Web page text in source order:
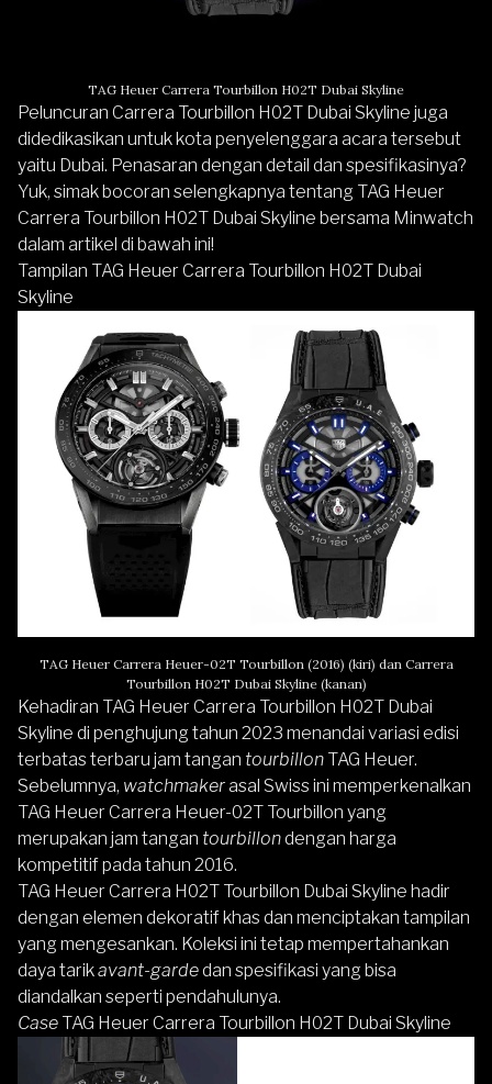
TAG Heuer Carrera Tourbillon H02T Dubai Skyline
Peluncuran Carrera Tourbillon H02T Dubai Skyline juga
didedikasikan untuk kota penyelenggara acara tersebut
yaitu Dubai. Penasaran dengan detail dan spesifikasinya?
Yuk, simak bocoran selengkapnya tentang TAG Heuer
Carrera Tourbillon H02T Dubai Skyline bersama Minwatch
dalam artikel di bawah ini!
Tampilan TAG Heuer Carrera Tourbillon H02T Dubai
Skyline
TAG Heuer Carrera Heuer-02T Tourbillon (2016) (kiri) dan Carrera
Tourbillon H02T Dubai Skyline (kanan)
Kehadiran TAG Heuer Carrera Tourbillon H02T Dubai
Skyline di penghujung tahun 2023 menandai variasi edisi
terbatas terbaru jam tangan tourbillon TAG Heuer.
Sebelumnya, watchmakerasal Swiss ini memperkenalkan
TAG Heuer Carrera Heuer-02T Tourbillon yang
merupakan jam tangan tourbillondengan harga
kompetitif pada tahun 2016.
TAG Heuer Carrera H02T Tourbillon Dubai Skyline hadir
dengan elemen dekoratif khas dan menciptakan tampilan
yang mengesankan. Koleksi ini tetap mempertahankan
daya tarikavant-gardedan spesifikasi yang bisa
diandalkan seperti pendahulunya.
Case TAG Heuer Carrera Tourbillon H02T Dubai Skyline